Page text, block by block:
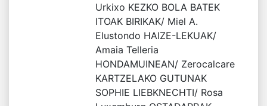
Urkixo KEZKO BOLA BATEK
ITOAK BIRIKAK/ Miel A.
Elustondo HAIZE-LEKUAK/
Amaia Telleria
HONDAMUINEAN/ Zerocalcare
KARTZELAKO GUTUNAK
SOPHIE LIEBKNECHTI/ Rosa